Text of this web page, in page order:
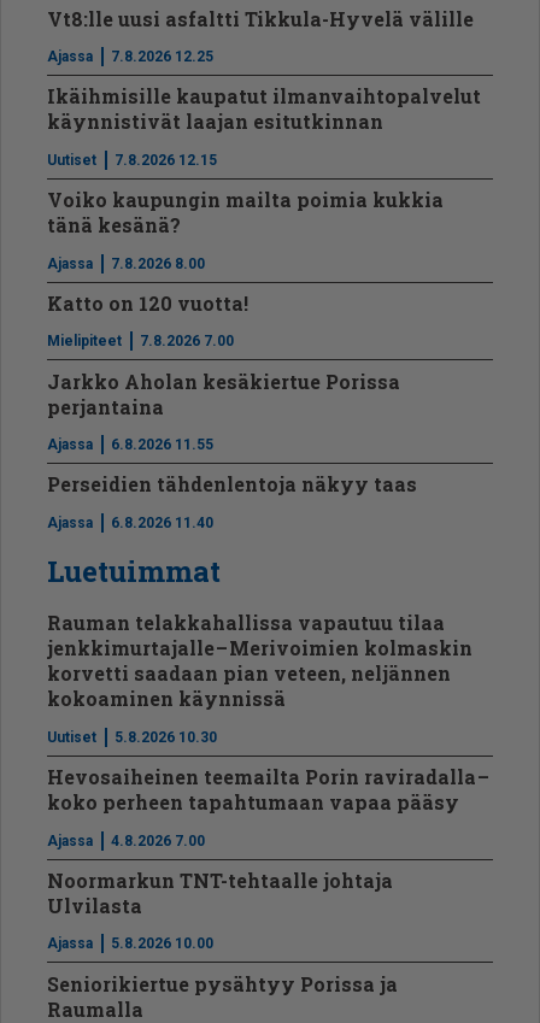
Vt8:lle uusi asfaltti Tikkula-Hyvelä välille
Ajassa 7.8.2026 12.25
Ikäihmisille kaupatut ilmanvaihtopalvelut
käynnistivät laajan esitutkinnan
Uutiset 7.8.2026 12.15
Voiko kaupungin mailta poimia kukkia
tänä kesänä?
Ajassa 7.8.2026 8.00
Katto on 120 vuotta!
Mielipiteet 7.8.2026 7.00
Jarkko Aholan kesäkiertue Porissa
perjantaina
Ajassa 6.8.2026 11.55
Perseidien tähdenlentoja näkyy taas
Ajassa 6.8.2026 11.40
Luetuimmat
Rauman telakkahallissa vapautuu tilaa
jenkkimurtajalle – Merivoimien kolmaskin
korvetti saadaan pian veteen, neljännen
kokoaminen käynnissä
Uutiset 5.8.2026 10.30
Hevosaiheinen teemailta Porin raviradalla –
koko perheen tapahtumaan vapaa pääsy
Ajassa 4.8.2026 7.00
Noormarkun TNT-tehtaalle johtaja
Ulvilasta
Ajassa 5.8.2026 10.00
Seniorikiertue pysähtyy Porissa ja
Raumalla